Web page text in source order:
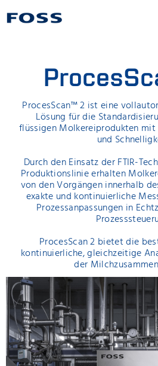
ProcesScan™ 2 ist eine
Lösung für die
flüssigen Molkereiprodukten
und
Durch den Einsatz der FTIR-
Produktionslinie erhalten
von den Vorgängen innerhalb
exakte und kontinuierliche
Prozessanpassungen in
ProcesScan 2 bietet die
kontinuierliche, gleichzeitige
der